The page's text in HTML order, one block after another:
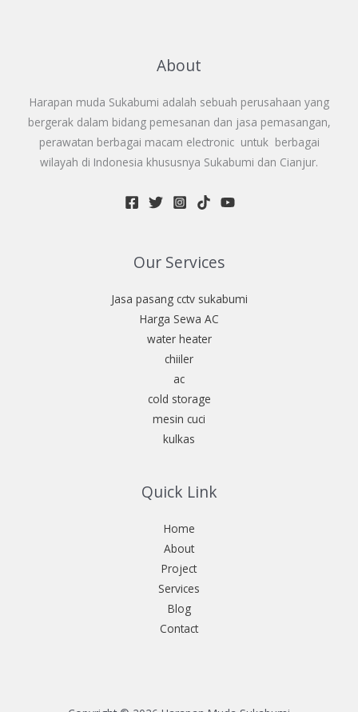
About
Harapan muda Sukabumi adalah sebuah perusahaan yang
bergerak dalam bidang pemesanan dan jasa pemasangan,
perawatan berbagai macam electronic untuk berbagai
wilayah di Indonesia khususnya Sukabumi dan Cianjur.
Our Services
Jasa pasang cctv sukabumi
Harga Sewa AC
water heater
chiiler
ac
cold storage
mesin cuci
kulkas
Quick Link
Home
About
Project
Services
Blog
Contact